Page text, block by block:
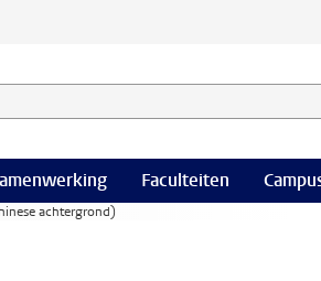
en selecteer categorie
Faculteiten
achtergrond)